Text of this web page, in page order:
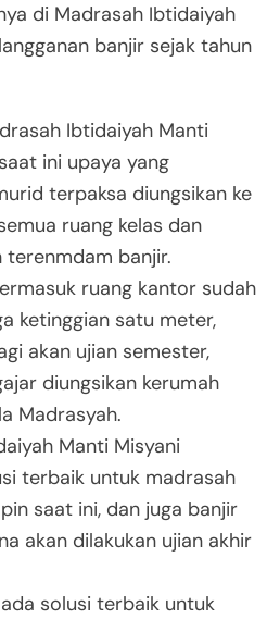
di Madrasah Ibtidaiyah
banjir sejak tahun
Ibtidaiyah Manti
ini upaya yang
terpaksa diungsikan ke
ruang kelas dan
terenmdam banjir.
ruang kantor sudah
ketinggian satu meter,
akan ujian semester,
diungsikan kerumah
Madrasyah.
Manti Misyani
terbaik untuk madrasah
saat ini, dan juga banjir
akan dilakukan ujian akhir
solusi terbaik untuk